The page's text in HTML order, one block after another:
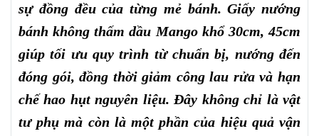
sự đồng đều của từng mẻ bánh. Giấy nướng
bánh không thấm dầu Mango khổ 30cm, 45cm
giúp tối ưu quy trình từ chuẩn bị, nướng đến
đóng gói, đồng thời giảm công lau rửa và hạn
chế hao hụt nguyên liệu. Đây không chỉ là vật
tư phụ mà còn là một phần của hiệu quả vận